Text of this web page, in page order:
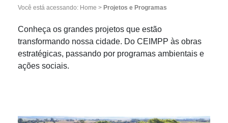
Você está acessando: Home > Projetos e Programas
Conheça os grandes projetos que estão
transformando nossa cidade. Do CEIMPP às obras
estratégicas, passando por programas ambientais e
ações sociais.